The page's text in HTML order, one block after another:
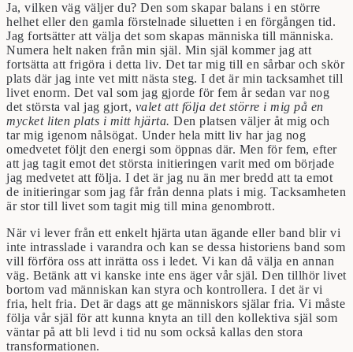
Ja, vilken väg väljer du? Den som skapar balans i en större
helhet eller den gamla förstelnade siluetten i en förgången tid.
Jag fortsätter att välja det som skapas människa till människa.
Numera helt naken från min själ. Min själ kommer jag att
fortsätta att frigöra i detta liv. Det tar mig till en sårbar och skör
plats där jag inte vet mitt nästa steg. I det är min tacksamhet till
livet enorm. Det val som jag gjorde för fem år sedan var nog
det största val jag gjort, valet att följa det större i mig på en
mycket liten plats i mitt hjärta. Den platsen väljer åt mig och
tar mig igenom nålsögat. Under hela mitt liv har jag nog
omedvetet följt den energi som öppnas där. Men för fem, efter
att jag tagit emot det största initieringen varit med om började
jag medvetet att följa. I det är jag nu än mer bredd att ta emot
de initieringar som jag får från denna plats i mig. Tacksamheten
är stor till livet som tagit mig till mina genombrott.
När vi lever från ett enkelt hjärta utan ägande eller band blir vi
inte intrasslade i varandra och kan se dessa historiens band som
vill förföra oss att inrätta oss i ledet. Vi kan då välja en annan
väg. Betänk att vi kanske inte ens äger vår själ. Den tillhör livet
bortom vad människan kan styra och kontrollera. I det är vi
fria, helt fria. Det är dags att ge människors själar fria. Vi måste
följa vår själ för att kunna knyta an till den kollektiva själ som
väntar på att bli levd i tid nu som också kallas den stora
transformationen.